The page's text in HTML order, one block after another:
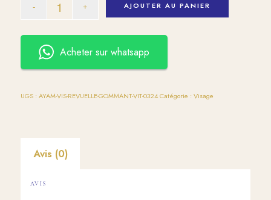
AJOUTER AU PANIER
Acheter sur whatsapp
UGS : AYAM-VIS-REVUELLE-GOMMANT-VIT-0324 Catégorie : Visage
Avis (0)
AVIS